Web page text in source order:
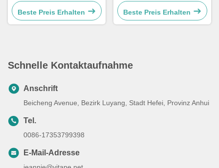
Beste Preis Erhalten
Beste Preis Erhalten
Schnelle Kontaktaufnahme
Anschrift
Beicheng Avenue, Bezirk Luyang, Stadt Hefei, Provinz Anhui
Tel.
0086-17353799398
E-Mail-Adresse